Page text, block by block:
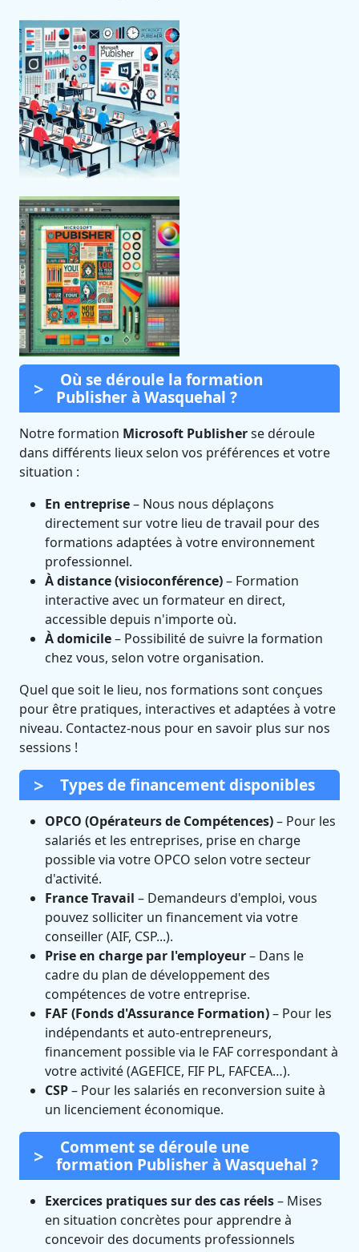
Où se déroule la formation
Publisher à Wasquehal ?
Notre formation Microsoft Publisherse déroule
dans différents lieux selon vos préférences et votre
situation :
En entreprise– Nous nous déplaçons
directement sur votre lieu de travail pour des
formations adaptées à votre environnement
professionnel.
À distance (visioconférence)– Formation
interactive avec un formateur en direct,
accessible depuis n'importe où.
À domicile– Possibilité de suivre la formation
chez vous, selon votre organisation.
Quel que soit le lieu, nos formations sont conçues
pour être pratiques, interactives et adaptées à votre
niveau. Contactez-nous pour en savoir plus sur nos
sessions !
Types de financement disponibles
OPCO (Opérateurs de Compétences)– Pour les
salariés et les entreprises, prise en charge
possible via votre OPCO selon votre secteur
d'activité.
France Travail – Demandeurs d'emploi, vous
pouvez solliciter un financement via votre
conseiller (AIF, CSP...).
Prise en charge par l'employeur– Dans le
cadre du plan de développement des
compétences de votre entreprise.
FAF (Fonds d'Assurance Formation)– Pour les
indépendants et auto-entrepreneurs,
financement possible via le FAF correspondant à
votre activité (AGEFICE, FIF PL, FAFCEA…).
CSP– Pour les salariés en reconversion suite à
un licenciement économique.
Comment se déroule une
formation Publisher à Wasquehal ?
Exercices pratiques sur des cas réels– Mises
en situation concrètes pour apprendre à
concevoir des documents professionnels